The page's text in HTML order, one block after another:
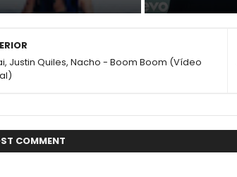
Justin Quiles, Nacho - Boom Boom (Vídeo
COMMENT